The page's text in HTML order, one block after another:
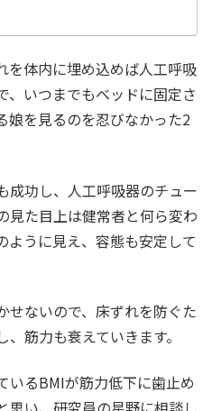
を体内に埋め込めば人工呼吸
、いつまでもベッドに固定さ
娘を見るのを忍びなかった2
成功し、人工呼吸器のチュー
見た目上は健常者と何ら変わ
ように見え、容態も安定して
せないので、床ずれを防ぐた
筋力も衰えていきます。
いるBMIが筋力低下に歯止め